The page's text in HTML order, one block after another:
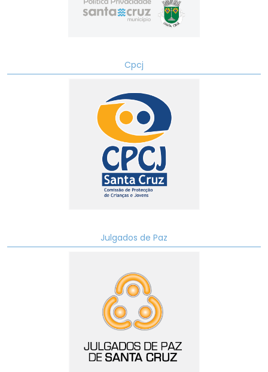
Cpcj
Julgados de Paz